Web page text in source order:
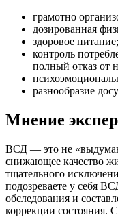
грамотно
дозированная
здоровое питание;
контроль
полный отказ от
разнообразие
Мнение
ВСД — это не
снижающее качество
тщательного
подозреваете у себя
обследования и
коррекции состояния.